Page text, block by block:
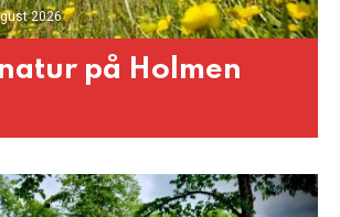
2026
på Holmen